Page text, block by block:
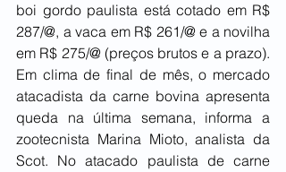
boi gordo paulista está cotado em R$
287/@, a vaca em R$ 261/@ e a novilha
em R$ 275/@ (preços brutos e a prazo).
Em clima de final de mês, o mercado
atacadista da carne bovina apresenta
queda na última semana, informa a
zootecnista Marina Mioto, analista da
Scot. No atacado paulista de carne